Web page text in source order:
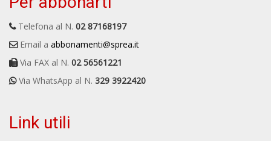
Telefona al N. 02 87168197
Email a abbonamenti@sprea.it
Via FAX al N. 02 56561221
Via WhatsApp al N. 329 3922420
Link utili